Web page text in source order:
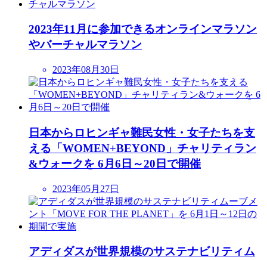
2023年11月に参加できるオンラインマラソン
やバーチャルマラソン
2023年08月30日
日本からロヒンギャ難民女性・女子たちを支
える「WOMEN+BEYOND」チャリティラン
&ウォークを 6月6日～20日で開催
2023年05月27日
アディダスが世界規模のサステナビリティム